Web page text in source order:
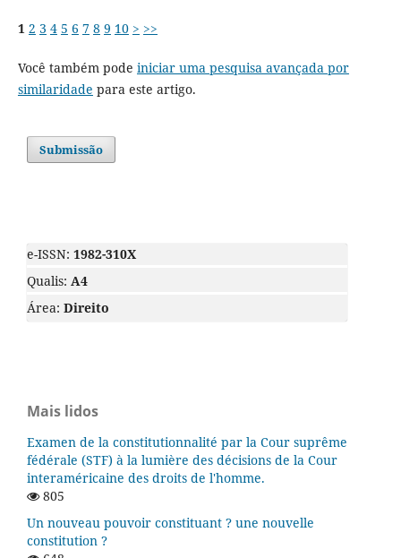
1 2 3 4 5 6 7 8 9 10 > >>
Você também pode iniciar uma pesquisa avançada por
similaridade para este artigo.
Submissão
e-ISSN: 1982-310X
Qualis: A4
Área: Direito
Mais lidos
Examen de la constitutionnalité par la Cour suprême
fédérale (STF) à la lumière des décisions de la Cour
interaméricaine des droits de l'homme.
805
Un nouveau pouvoir constituant ? une nouvelle
constitution ?